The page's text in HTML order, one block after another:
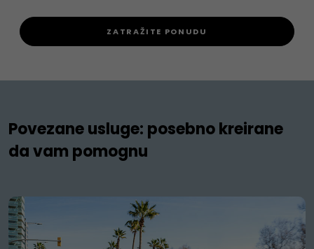
ZATRAŽITE PONUDU
Povezane usluge: posebno kreirane
da vam pomognu